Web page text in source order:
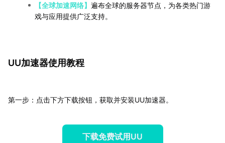
【全球加速网络】 遍布全球的服务器节点，为各类热门游
戏与应用提供广泛支持。
UU加速器使用教程
第一步：点击下方下载按钮，获取并安装UU加速器。
下载免费试用UU